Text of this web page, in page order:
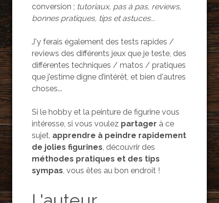
conversion ; tutoriaux, pas à pas, reviews,
bonnes pratiques, tips et astuces...
J'y ferais également des tests rapides /
reviews des différents jeux que je teste, des
différentes techniques / matos / pratiques
que j'estime digne d’intérêt, et bien d'autres
choses...
Si le hobby et la peinture de figurine vous
intéresse, si vous voulez partager à ce
sujet, apprendre à peindre rapidement
de jolies figurines, découvrir des
méthodes pratiques et des tips
sympas, vous êtes au bon endroit !